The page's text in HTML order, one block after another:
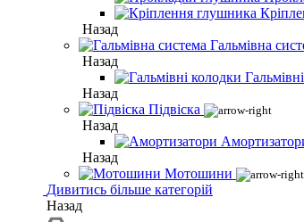
Назад
Гальмівна
Назад
Назад
Підвіска
Назад
Назад
Мотошини
Дивитись більше категорій
Назад